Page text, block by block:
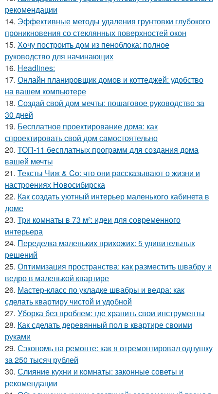
рекомендации
14. Эффективные методы удаления грунтовки глубокого
проникновения со стеклянных поверхностей окон
15. Хочу построить дом из пеноблока: полное
руководство для начинающих
16. Headlines:
17. Онлайн планировщик домов и коттеджей: удобство
на вашем компьютере
18. Создай свой дом мечты: пошаговое руководство за
30 дней
19. Бесплатное проектирование дома: как
спроектировать свой дом самостоятельно
20. ТОП-11 бесплатных программ для создания дома
вашей мечты
21. Тексты Чиж & Co: что они рассказывают о жизни и
настроениях Новосибирска
22. Как создать уютный интерьер маленького кабинета в
доме
23. Три комнаты в 73 м²: идеи для современного
интерьера
24. Переделка маленьких прихожих: 5 удивительных
решений
25. Оптимизация пространства: как разместить швабру и
ведро в маленькой квартире
26. Мастер-класс по укладке швабры и ведра: как
сделать квартиру чистой и удобной
27. Уборка без проблем: где хранить свои инструменты
28. Как сделать деревянный пол в квартире своими
руками
29. Сэкономь на ремонте: как я отремонтировал однушку
за 250 тысяч рублей
30. Слияние кухни и комнаты: законные советы и
рекомендации